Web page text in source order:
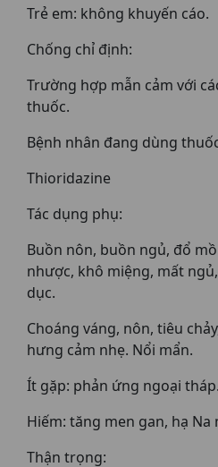
Trẻ em: không khuyến cáo.
Chống chỉ định:
Trường hợp mẫn cảm với
thuốc.
Bệnh nhân đang dùng
Thioridazine
Tác dụng phụ:
Buồn nôn, buồn ngủ, đổ
nhược, khô miệng, mất
dục.
Choáng váng, nôn, tiêu
hưng cảm nhẹ. Nổi mẩn.
Ít gặp: phản ứng ngoại tháp.
Hiếm: tăng men gan, hạ Na
Thận trọng: